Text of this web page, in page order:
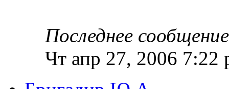
Последнее
Чт апр 27, 2006 7:22